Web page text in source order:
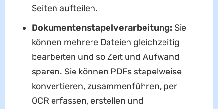
Seiten aufteilen.
Dokumentenstapelverarbeitung: Sie
können mehrere Dateien gleichzeitig
bearbeiten und so Zeit und Aufwand
sparen. Sie können PDFs stapelweise
konvertieren, zusammenführen, per
OCR erfassen, erstellen und